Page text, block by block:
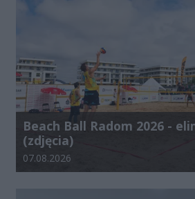
Beach Ball Radom 2026 -
(zdjęcia)
Data dodania galerii:
07.08.2026